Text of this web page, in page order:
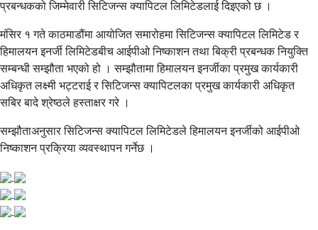
प्रबन्धकको जिम्मेवारी सिटिजन्स क्यापिटल लिमिटेडलाई दिइएको छ ।
मंसिर १ गते काठमाडौंमा आयोजित समारोहमा सिटिजन्स क्यापिटल लिमिटेड र
हिमालयन इनर्जी लिमिटेडबीच आईपीओ निष्काशन तथा बिक्री प्रबन्धक नियुक्ति
सम्बन्धी सम्झौता भएको हो । सम्झौतामा हिमालयन इनर्जीका प्रमुख कार्यकारी
अधिकृत लक्ष्मी भट्टराई र सिटिजन्स क्यापिटलका प्रमुख कार्यकारी अधिकृत
सबिर बादे श्रेष्ठले हस्ताक्षर गरे ।
सम्झौताअनुसार सिटिजन्स क्यापिटल लिमिटेडले हिमालयन इनर्जीको आईपीओ
निष्काशन प्रक्रिया व्यवस्थापन गर्नेछ ।